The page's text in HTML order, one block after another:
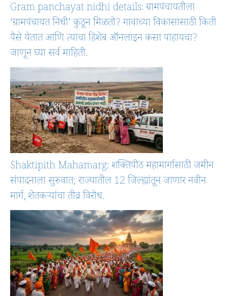
Gram panchayat nidhi details: ग्रामपंचायतीला
‘ग्रामपंचायत निधी’ कुठून मिळतो? गावाच्या विकासासाठी किती
पैसे येतात आणि त्याचा हिशेब ऑनलाइन कसा पाहायचा?
जाणून घ्या सर्व माहिती.
Shaktipith Mahamarg: शक्तिपीठ महामार्गासाठी जमीन
संपादनाला सुरुवात; राज्यातील 12 जिल्ह्यांतून जाणार नवीन
मार्ग, शेतकऱ्यांचा तीव्र विरोध.